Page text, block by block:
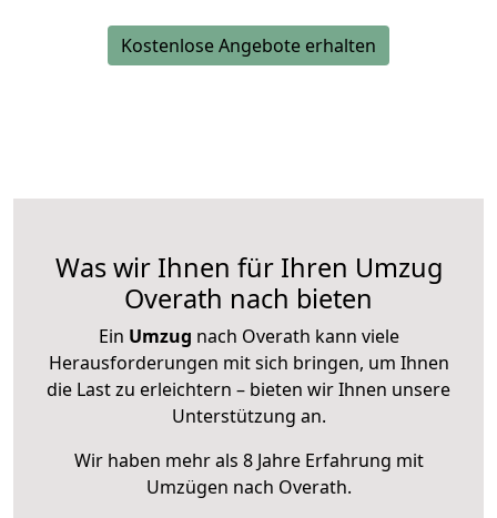
Kostenlose Angebote erhalten
Was wir Ihnen für Ihren Umzug
Overath nach bieten
Ein Umzug nach Overath kann viele
Herausforderungen mit sich bringen, um Ihnen
die Last zu erleichtern – bieten wir Ihnen unsere
Unterstützung an.
Wir haben mehr als 8 Jahre Erfahrung mit
Umzügen nach Overath.